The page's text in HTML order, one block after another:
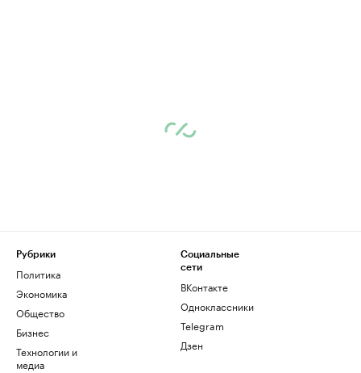
Рубрики
Политика
Экономика
Общество
Бизнес
Технологии и
медиа
Социальные
сети
ВКонтакте
Одноклассники
Telegram
Дзен